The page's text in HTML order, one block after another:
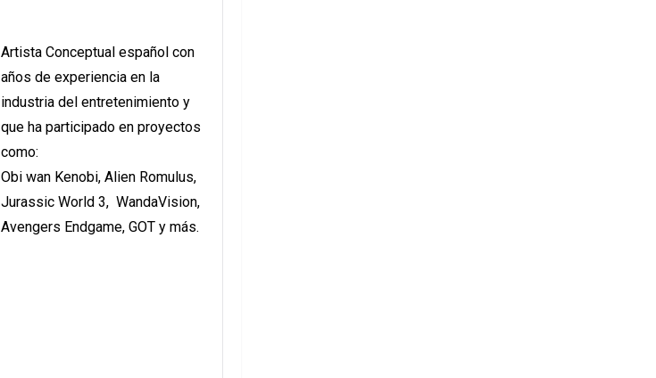
Artista Conceptual español con
años de experiencia en la
industria del entretenimiento y
que ha participado en proyectos
como:
Obi wan Kenobi, Alien Romulus,
Jurassic World 3, WandaVision,
Avengers Endgame, GOT y más.